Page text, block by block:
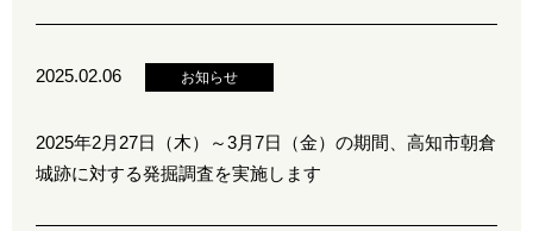
2025.02.06 お知らせ
2025年2月27日（木）～3月7日（金）の期間、高知市朝倉
城跡に対する発掘調査を実施します